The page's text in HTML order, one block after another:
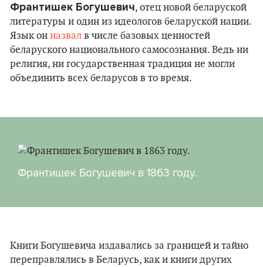
Франтишек Богушевич, отец новой беларуской
литературы и один из идеологов беларуской нации.
Язык он назвал в числе базовых ценностей
беларуского национального самосознания. Ведь ни
религия, ни государственная традиция не могли
объединить всех беларусов в то время.
Франтишек Богушевич в 1863 году.
Книги Богушевича издавались за границей и тайно
переправлялись в Беларусь, как и книги других